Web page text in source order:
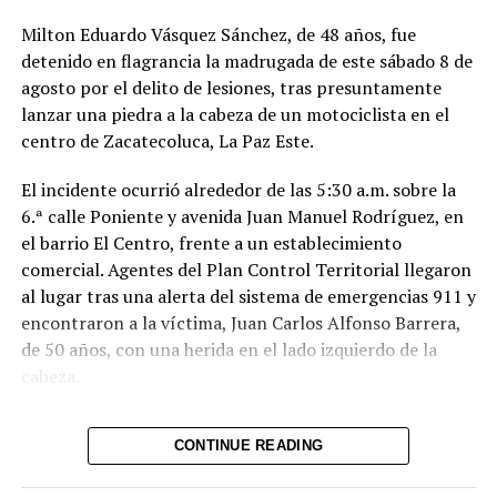
Milton Eduardo Vásquez Sánchez, de 48 años, fue
detenido en flagrancia la madrugada de este sábado 8 de
agosto por el delito de lesiones, tras presuntamente
lanzar una piedra a la cabeza de un motociclista en el
centro de Zacatecoluca, La Paz Este.
El incidente ocurrió alrededor de las 5:30 a.m. sobre la
6.ª calle Poniente y avenida Juan Manuel Rodríguez, en
el barrio El Centro, frente a un establecimiento
comercial. Agentes del Plan Control Territorial llegaron
al lugar tras una alerta del sistema de emergencias 911 y
encontraron a la víctima, Juan Carlos Alfonso Barrera,
de 50 años, con una herida en el lado izquierdo de la
cabeza.
Según el relato de testigos, el acusado tomó una piedra
y la lanzó directamente contra la cabeza del
CONTINUE READING